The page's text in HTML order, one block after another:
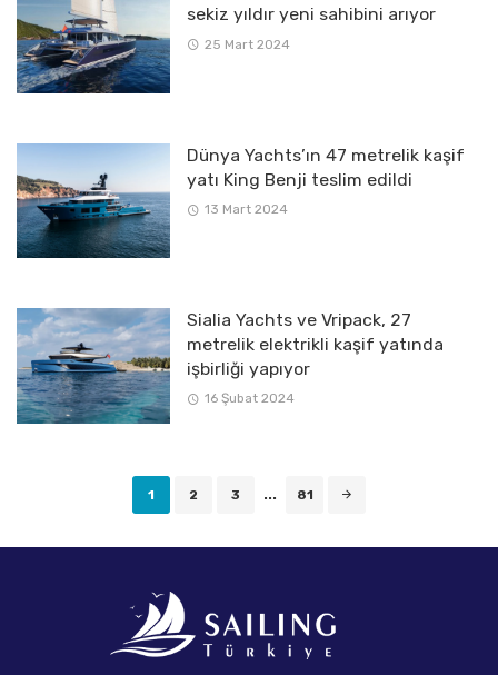
sekiz yıldır yeni sahibini arıyor
25 Mart 2024
Dünya Yachts’ın 47 metrelik kaşif
yatı King Benji teslim edildi
13 Mart 2024
Sialia Yachts ve Vripack, 27
metrelik elektrikli kaşif yatında
işbirliği yapıyor
16 Şubat 2024
1 2 3 ... 81